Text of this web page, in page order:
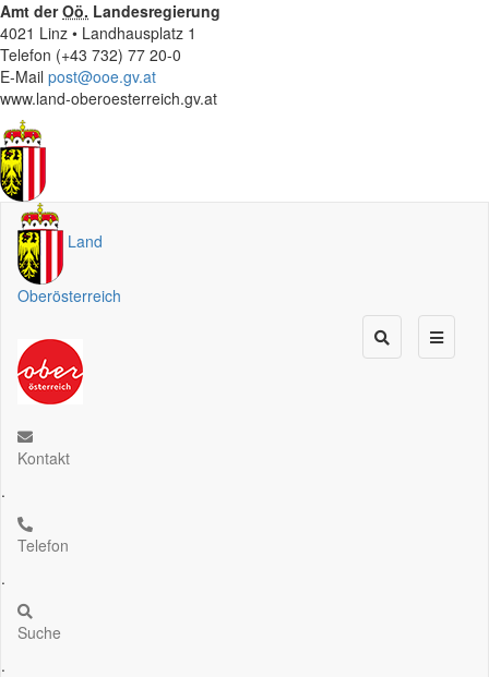
Amt derOö. Landesregierung
4021 Linz • Landhausplatz 1
Telefon (+43 732) 77 20-0
E-Mail post@ooe.gv.at
www.land-oberoesterreich.gv.at
Land
Oberösterreich
Kontakt
.
Telefon
.
Suche
.